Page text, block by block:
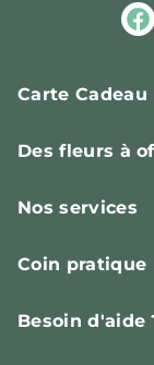
Carte Cadeau
Des fleurs à
Nos services
Coin pratique
Besoin d'aide